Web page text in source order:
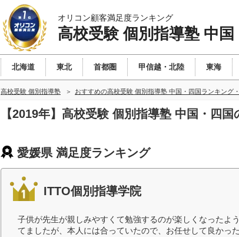
オリコン顧客満足度ランキング
高校受験 個別指導塾 中国
北海道 東北 首都圏 甲信越・北陸 東海
高校受験 個別指導塾 おすすめの高校受験 個別指導塾 中国・四国ランキング
【2019年】高校受験 個別指導塾 中国・四
愛媛県 満足度ランキング
ITTO個別指導学院
子供が先生が親しみやすくて勉強するのが楽しくなったよ
てましたが、本人には合っていたので、お任せして良かっ